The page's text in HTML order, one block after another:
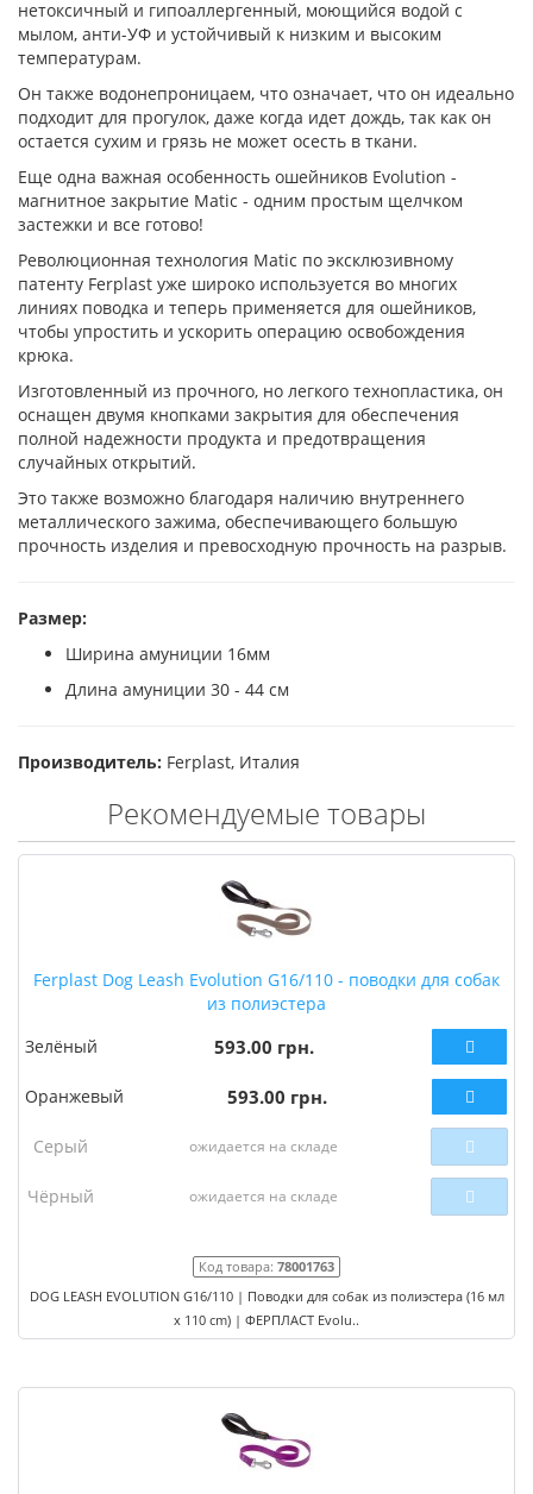
нетоксичный и гипоаллергенный, моющийся водой с
мылом, анти-УФ и устойчивый к низким и высоким
температурам.
Он также водонепроницаем, что означает, что он идеально
подходит для прогулок, даже когда идет дождь, так как он
остается сухим и грязь не может осесть в ткани.
Еще одна важная особенность ошейников Evolution -
магнитное закрытие Matic - одним простым щелчком
застежки и все готово!
Революционная технология Matic по эксклюзивному
патенту Ferplast уже широко используется во многих
линиях поводка и теперь применяется для ошейников,
чтобы упростить и ускорить операцию освобождения
крюка.
Изготовленный из прочного, но легкого технопластика, он
оснащен двумя кнопками закрытия для обеспечения
полной надежности продукта и предотвращения
случайных открытий.
Это также возможно благодаря наличию внутреннего
металлического зажима, обеспечивающего большую
прочность изделия и превосходную прочность на разрыв.
Размер:
Ширина амуниции 16мм
Длина амуниции 30 - 44 см
Производитель: Ferplast, Италия
Рекомендуемые товары
Ferplast Dog Leash Evolution G16/110 - поводки для собак
из полиэстера
Зелёный
593.00 грн.
Оранжевый 593.00 грн.
Серый ожидается на складе
Чёрный ожидается на складе
Код товара: 78001763
DOG LEASH EVOLUTION G16/110 | Поводки для собак из полиэстера (16 мл
x 110 cm) | ФЕРПЛАСТ Evolu..